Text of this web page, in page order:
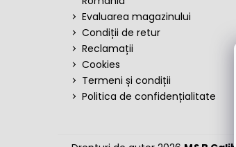
Evaluarea magazinului
Condiții de retur
Reclamații
Cookies
Termeni și condiții
Politica de confidențialitate